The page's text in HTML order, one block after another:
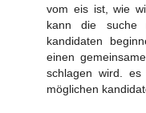
vom eis ist, wie
kann die suche
kandidaten
einen
schlagen wird.
möglichen